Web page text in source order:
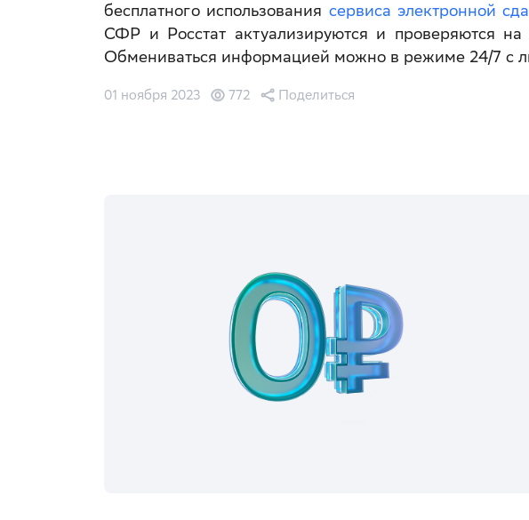
бесплатного использования сервиса электронной
СФР и Росстат актуализируются и проверяются
Обмениваться информацией можно в режиме 24/7 с
01 ноября 2023 772 Поделиться